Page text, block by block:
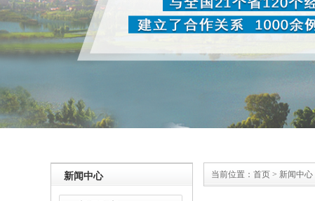
新闻中心 当前位置： 首页 > 新闻中心